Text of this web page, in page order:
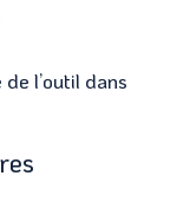
l’outil dans